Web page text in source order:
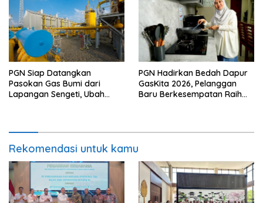
PGN Siap Datangkan
Pasokan Gas Bumi dari
Lapangan Sengeti, Ubah
PGN Hadirkan Bedah Dapur
GasKita 2026, Pelanggan
Baru Berkesempatan Raih
Rekomendasi untuk kamu